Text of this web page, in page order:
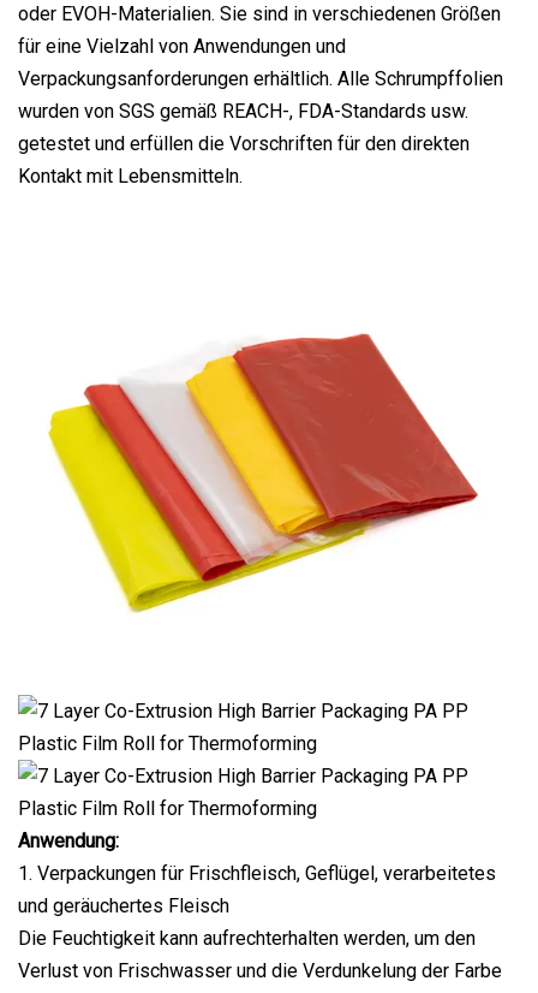
oder EVOH-Materialien. Sie sind in verschiedenen Größen
für eine Vielzahl von Anwendungen und
Verpackungsanforderungen erhältlich. Alle Schrumpffolien
wurden von SGS gemäß REACH-, FDA-Standards usw.
getestet und erfüllen die Vorschriften für den direkten
Kontakt mit Lebensmitteln.
Anwendung:
1. Verpackungen für Frischfleisch, Geflügel, verarbeitetes
und geräuchertes Fleisch
Die Feuchtigkeit kann aufrechterhalten werden, um den
Verlust von Frischwasser und die Verdunkelung der Farbe